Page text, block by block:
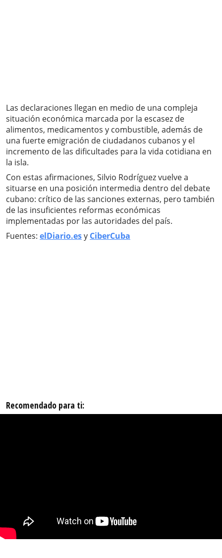
Las declaraciones llegan en medio de una compleja
situación económica marcada por la escasez de
alimentos, medicamentos y combustible, además de
una fuerte emigración de ciudadanos cubanos y el
incremento de las dificultades para la vida cotidiana en
la isla.
Con estas afirmaciones, Silvio Rodríguez vuelve a
situarse en una posición intermedia dentro del debate
cubano: crítico de las sanciones externas, pero también
de las insuficientes reformas económicas
implementadas por las autoridades del país.
Fuentes: elDiario.esy CiberCuba
Recomendado para ti: